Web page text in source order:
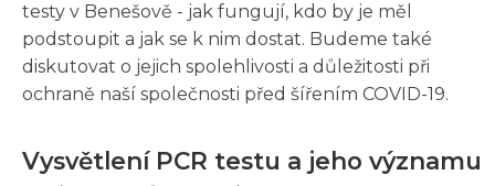
testy v Benešově - jak fungují, kdo by je měl
podstoupit a jak se k nim dostat. Budeme také
diskutovat o jejich spolehlivosti a důležitosti při
ochraně naší společnosti před šířením COVID-19.
Vysvětlení PCR testu a jeho významu